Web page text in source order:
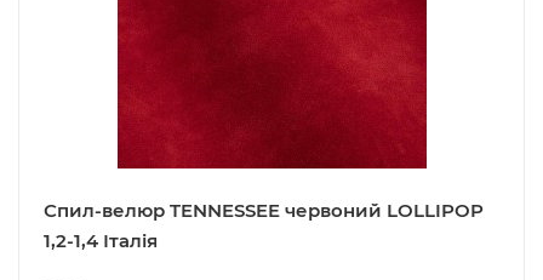
Спил-велюр TENNESSEE червоний LOLLIPOP
1,2-1,4 Італія